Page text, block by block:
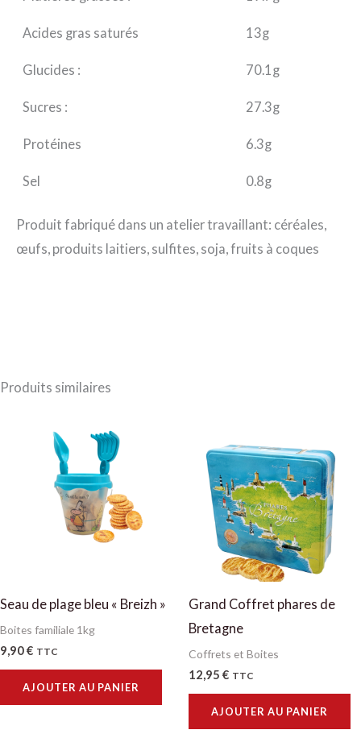
Acides gras saturés 13g
Glucides : 70.1g
Sucres : 27.3g
Protéines 6.3g
Sel 0.8g
Produit fabriqué dans un atelier travaillant: céréales,
œufs, produits laitiers, sulfites, soja, fruits à coques
Produits similaires
Seau de plage bleu « Breizh »
Boites familiale 1kg
9,90€ TTC
AJOUTER AU PANIER
Grand Coffret phares de
Bretagne
Coffrets et Boites
12,95 € TTC
AJOUTER AU PANIER